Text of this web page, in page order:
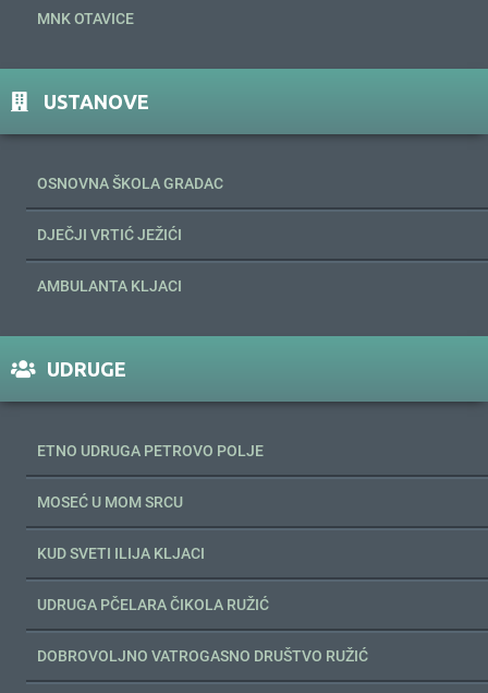
MNK OTAVICE
USTANOVE
OSNOVNA ŠKOLA GRADAC
DJEČJI VRTIĆ JEŽIĆI
AMBULANTA KLJACI
UDRUGE
ETNO UDRUGA PETROVO POLJE
MOSEĆ U MOM SRCU
KUD SVETI ILIJA KLJACI
UDRUGA PČELARA ČIKOLA RUŽIĆ
DOBROVOLJNO VATROGASNO DRUŠTVO RUŽIĆ